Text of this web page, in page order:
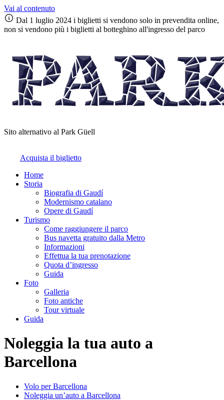
Vai al contenuto
Dal 1 luglio 2024 i biglietti si vendono solo in prevendita online,
non si vendono più i biglietti al botteghino all'ingresso del parco
Sito alternativo al Park Güell
Acquista il biglietto
Home
Storia
Biografia di Gaudí
Modernismo catalano
Opere di Gaudí
Turismo
Come raggiungere il parco
Bus navetta gratuito dalla Metro
Informazioni
Effettua la tua prenotazione
Quota d’ingresso
Guida
Foto
Galleria
Foto antiche
Tour virtuale
Guida
Noleggia la tua auto a
Barcellona
Volo per Barcellona
Noleggia un’auto a Barcellona